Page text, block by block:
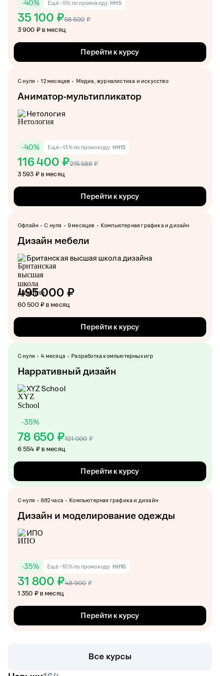
-40% Ещё −5% по промокоду HH5
35 100 ₽58 500 ₽
3 900 ₽ в месяц
Перейти к курсу
С нуля 12 месяцев Медиа, журналистика и искусство
Аниматор-мультипликатор
Нетология
-40% Ещё −13% по промокоду HH13
116 400 ₽215 588 ₽
3 593 ₽ в месяц
Перейти к курсу
Офлайн С нуля 9 месяцев Компьютерная графика и дизайн
Дизайн мебели
Британская высшая школа дизайна
495 000 ₽
60 500 ₽ в месяц
Перейти к курсу
С нуля 4 месяца Разработка компьютерных игр
Нарративный дизайн
XYZ School
-35%
78 650 ₽121 000 ₽
6 554 ₽ в месяц
Перейти к курсу
С нуля 882 часа Компьютерная графика и дизайн
Дизайн и моделирование одежды
ИПО
-35% Ещё −10% по промокоду HH10
31 800 ₽48 900 ₽
1 350 ₽ в месяц
Перейти к курсу
Все курсы